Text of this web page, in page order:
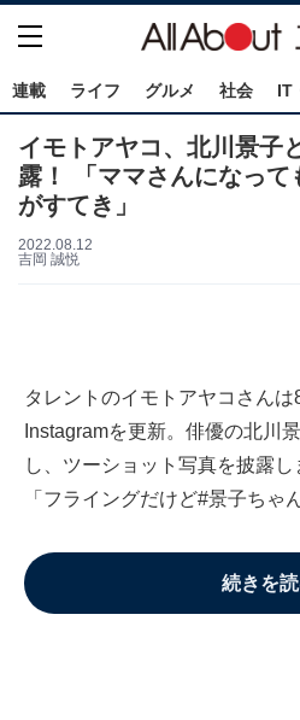
連載 ライフ グルメ 社会 IT
イモトアヤコ、北川景子
露！ 「ママさんになっ
がすてき」
2022.08.12
吉岡 誠悦
タレントのイモトアヤコさん
Instagramを更新。俳優の北川
し、ツーショット写真を披露
「フライングだけど#景子ちゃ
続きを